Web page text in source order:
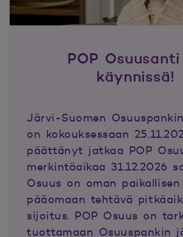
POP
käynnissä!
Järvi-Suomen
on kokouksessaan
päättänyt jatkaa POP
merkintäaikaa 31.12.2026
Osuus on oman
pääomaan tehtävä
sijoitus. POP Osuus on
tuottamaan Osuuspankin